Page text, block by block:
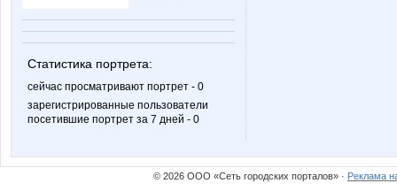
Статистика портрета:
сейчас просматривают портрет - 0
зарегистрированные пользователи
посетившие портрет за 7 дней - 0
© 2026 ООО «Сеть городских порталов» · Реклама